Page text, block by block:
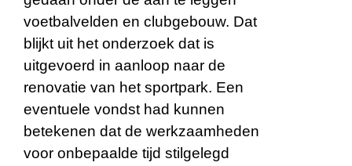
voetbalvelden en clubgebouw. Dat
blijkt uit het onderzoek dat is
uitgevoerd in aanloop naar de
renovatie van het sportpark. Een
eventuele vondst had kunnen
betekenen dat de werkzaamheden
voor onbepaalde tijd stilgelegd